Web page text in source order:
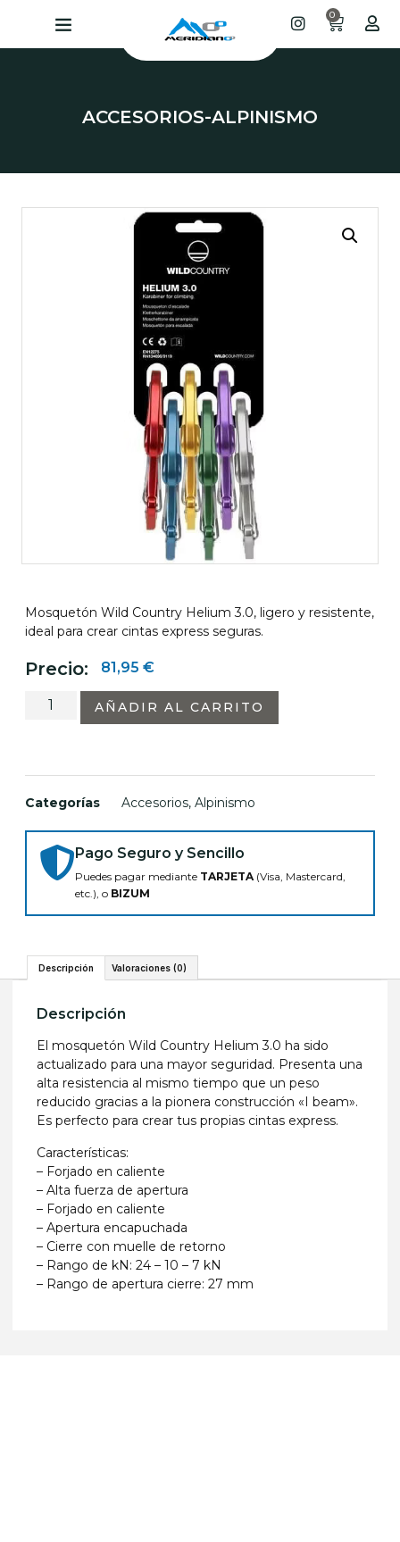
0
ACCESORIOS-ALPINISMO
Mosquetón Wild Country Helium 3.0, ligero y resistente,
ideal para crear cintas express seguras.
Precio: 81,95 €
AÑADIR AL CARRITO
Categorías Accesorios, Alpinismo
Pago Seguro y Sencillo
Puedes pagar mediante TARJETA(Visa, Mastercard,
etc.), o BIZUM
Descripción Valoraciones (0)
Descripción
El mosquetón Wild Country Helium 3.0 ha sido
actualizado para una mayor seguridad. Presenta una
alta resistencia al mismo tiempo que un peso
reducido gracias a la pionera construcción «I beam».
Es perfecto para crear tus propias cintas express.
Características:
– Forjado en caliente
– Alta fuerza de apertura
– Forjado en caliente
– Apertura encapuchada
– Cierre con muelle de retorno
– Rango de kN: 24 – 10 – 7 kN
– Rango de apertura cierre: 27 mm